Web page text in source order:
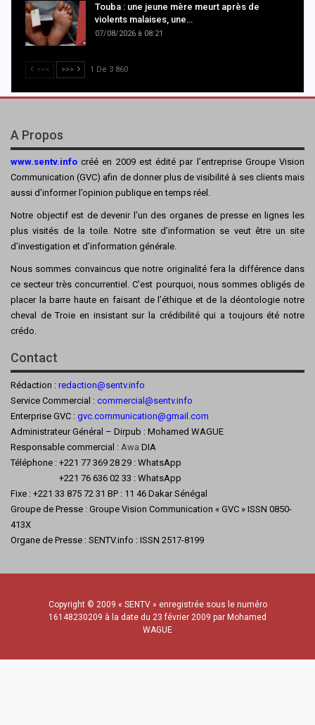
Touba : une jeune mère meurt après de
violents malaises, une…
07/08/2026 à 08:21
<<< >>> 1 De 3 860
A Propos
www.sentv.info créé en 2009 est édité par l’entreprise Groupe Vision
Communication (GVC) afin de donner plus de visibilité à ses clients mais
aussi d’informer l’opinion publique en temps réel.
Notre objectif est de devenir l’un des organes de presse en lignes les
plus visités de la toile. Notre site d’information se veut être un site
d’investigation et d’information générale.
Nous sommes convaincus que notre originalité fera la différence dans
ce secteur très concurrentiel. C’est pourquoi, nous sommes obligés de
placer la barre haute en faisant de l’éthique et de la déontologie notre
cheval de Troie en insistant sur la crédibilité qui a toujours été notre
crédo.
Contact
Rédaction : redaction@sentv.info
Service Commercial : commercial@sentv.info
Enterprise GVC : gvc.communication@gmail.com
Administrateur Général – Dirpub : Mohamed WAGUE
Responsable commercial : Awa DIA
Téléphone : +221 77 369 28 29 : WhatsApp
+221 76 636 02 33 : WhatsApp
Fixe : +221 33 875 72 31 BP : 11 46 Dakar Sénégal
Groupe de Presse : Groupe Vision Communication « GVC » ISSN 0850-
413X
Organe de Presse : SENTV.info : ISSN 2517-8199
Copyright © 2009 « SENTV » enregistrée sous le numéro
16148230209 à la date du 23 février 2009 par Mohamed
WAGUE